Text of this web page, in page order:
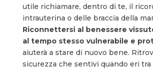
utile richiamare, dentro di te, il
intrauterina o delle braccia della
Riconnettersi al benessere
al tempo stesso vulnerabile e
aiuterà a stare di nuovo bene.
sicurezza che sentivi quando eri tra